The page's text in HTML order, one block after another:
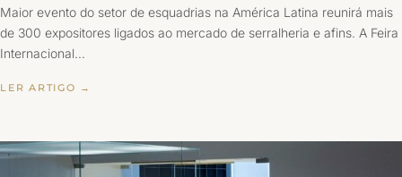
Maior evento do setor de esquadrias na América Latina reunirá mais
de 300 expositores ligados ao mercado de serralheria e afins. A Feira
Internacional…
LER ARTIGO →